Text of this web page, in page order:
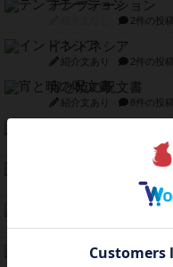
テンプテーション
2件の投稿
インドネシア
紹介文あり 2件の投稿
宵と暁の呪文書
紹介文あり 8件の投稿
9件の投稿
1件の投稿
スペクタキュラー